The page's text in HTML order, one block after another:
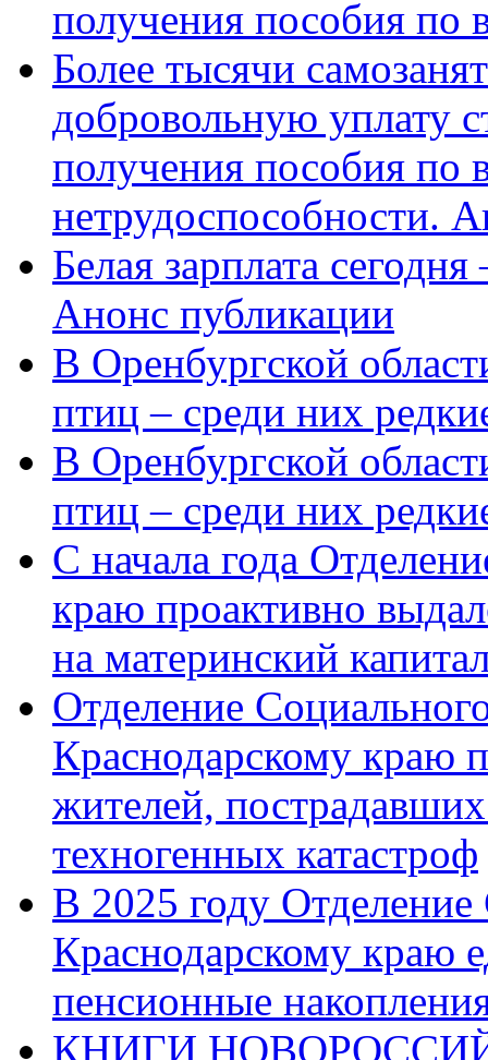
получения пособия по
Более тысячи
добровольную уплату
получения пособия по
нетрудоспособности.
Белая зарплата
Анонс публикации
В Оренбургской
птиц – среди них
В Оренбургской
птиц – среди них
С начала года
краю проактивно
на материнский
Отделение
Краснодарскому краю
жителей,
техногенных катастроф
В 2025 году
Краснодарскому краю
пенсионные
КНИГИ